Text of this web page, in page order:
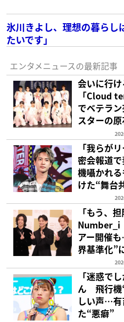
氷川きよし、理想の暮らし
たいです」
エンタメニュースの最新記事
会いに行
「Cloud
でベテラ
スターの
「我らが
密会報道
機囁かれ
けた“舞台
「もう、
Number_i
アー開催
界基準化”
「迷惑で
ん 飛行機
しい声…有
た“悪癖”